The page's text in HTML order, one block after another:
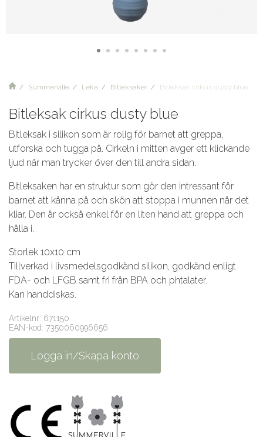
Summerville Leka Bitleksaker Bitleksak cirkus dusty blue
Bitleksak cirkus dusty blue
Bitleksak i silikon som är rolig för barnet att greppa,
utforska och tugga på. Cirkeln i mitten avger ett klickande
ljud när man trycker över den till andra sidan.
Bitleksaken har en struktur som gör den intressant för
barnet att känna på och skön att stoppa i munnen när det
kliar. Den är också enkel för en liten hand att greppa och
hålla i.
Storlek 10x10 cm
Tillverkad i livsmedelsgodkänd silikon, godkänd enligt
FDA- och LFGB samt fri från BPA och phtalater.
Kan handdiskas.
Artikelnr: 671150
EAN-kod: 7350060996656
Logga in/Skapa konto